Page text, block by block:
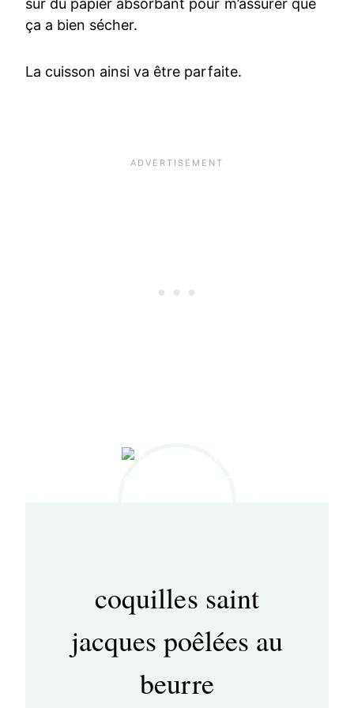
sur du papier absorbant pour m’assurer que
ça a bien sécher.
La cuisson ainsi va être parfaite.
coquilles saint
jacques poêlées au
beurre